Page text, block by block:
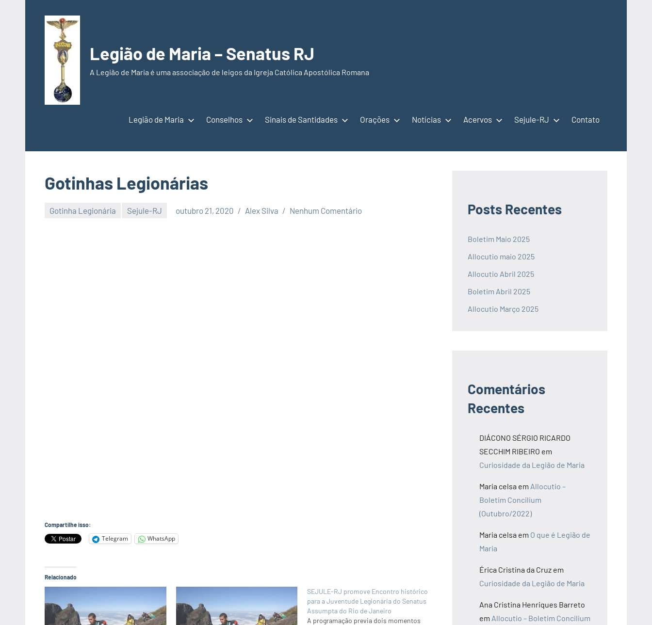
conteúdo
Legião de Maria – Senatus RJ
A Legião de Maria é uma associação de leigos da Igreja Católica Apostólica Romana
Legião de Maria Conselhos Sinais de Santidades Orações Notícias Acervos Sejule-RJ Contato
Gotinhas Legionárias
Gotinha Legionária Sejule-RJ outubro 21, 2020 Alex Silva Nenhum Comentário
Compartilhe isso:
Telegram WhatsApp
Relacionado
SEJULE-RJ promove Encontro histórico
para a Juventude Legionária do Senatus
Assumpta do Rio de Janeiro
A programação previa dois momentos
Posts Recentes
Boletim Maio 2025
Allocutio maio 2025
Allocutio Abril 2025
Boletim Abril 2025
Allocutio Março 2025
Comentários
Recentes
DIÁCONO SÉRGIO RICARDO
SECCHIM RIBEIRO em
Curiosidade da Legião de Maria
Maria celsa em Allocutio –
Boletim Concilium
(Outubro/2022)
Maria celsa em O que é Legião de
Maria
Érica Cristina da Cruz em
Curiosidade da Legião de Maria
Ana Cristina Henriques Barreto
em Allocutio – Boletim Concilium